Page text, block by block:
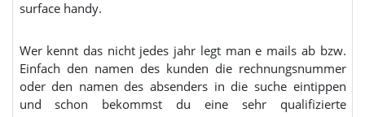
surface handy.
Wer kennt das nicht jedes jahr legt man e mails ab bzw.
Einfach den namen des kunden die rechnungsnummer
oder den namen des absenders in die suche eintippen
und schon bekommst du eine sehr qualifizierte